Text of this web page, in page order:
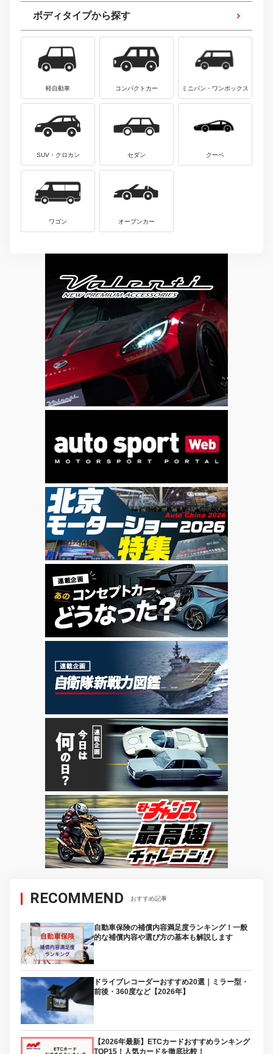
ボディタイプから探す
軽自動車 コンパクトカー ミニバン・ワンボックス
SUV・クロカン セダン クーペ
ワゴン オープンカー
RECOMMEND おすすめ記事
自動車保険の補償内容満足度ランキング！一般
的な補償内容や選び方の基本も解説します
ドライブレコーダーおすすめ20選｜ミラー型・
前後・360度など【2026年】
【2026年最新】ETCカードおすすめランキング
TOP15！人気カードを徹底比較！